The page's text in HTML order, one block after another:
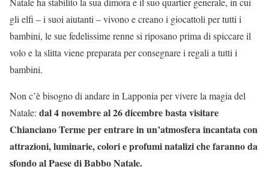
gli elfi – i suoi aiutanti – vivono e creano i giocattoli per tutti i
bambini, le sue fedelissime renne si riposano prima di spiccare il
volo e la slitta viene preparata per consegnare i regali a tutti i
bambini.
Non c’è bisogno di andare in Lapponia per vivere la magia del
Natale: dal 4 novembre al 26 dicembre basta visitare
Chianciano Terme per entrare in un’atmosfera incantata con
attrazioni, luminarie, colori e profumi natalizi che faranno da
sfondo al Paese di Babbo Natale.